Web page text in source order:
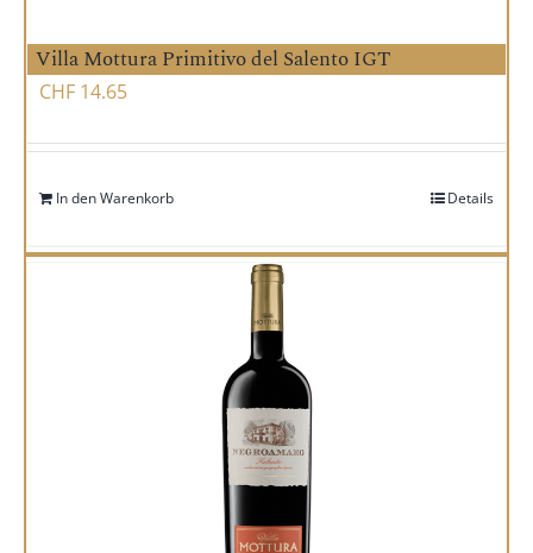
Villa Mottura Primitivo del Salento IGT
CHF 14.65
In den Warenkorb Details